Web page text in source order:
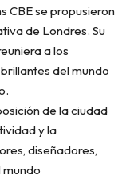
CBE se propusieron
de Londres. Su
a los
del mundo
de la ciudad
y la
diseñadores,